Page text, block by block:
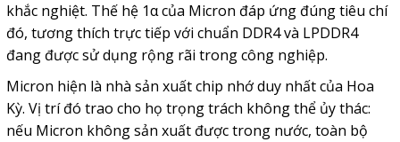
khắc nghiệt. Thế hệ 1α của Micron đáp ứng đúng tiêu chí
đó, tương thích trực tiếp với chuẩn DDR4 và LPDDR4
đang được sử dụng rộng rãi trong công nghiệp.
Micron hiện là nhà sản xuất chip nhớ duy nhất của Hoa
Kỳ. Vị trí đó trao cho họ trọng trách không thể ủy thác:
nếu Micron không sản xuất được trong nước, toàn bộ